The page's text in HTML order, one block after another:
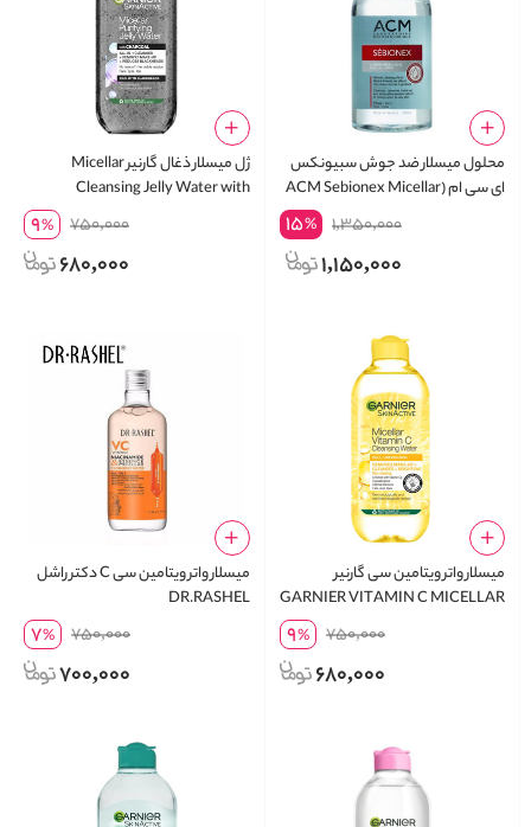
محلول میسلار ضد جوش سبیونکس
ای سی ام (ACM Sebionex Micellar
1,350,000
15%
1,150,000
ژل میسلار ذغال گارنیر Micellar
Cleansing Jelly Water with
750,000
9%
680,000
میسلار واتر ویتامین سی گارنیر
GARNIER VITAMIN C MICELLAR
750,000
9%
680,000
میسلار واتر ویتامین سی C دکتر راشل
DR.RASHEL
750,000
7%
700,000